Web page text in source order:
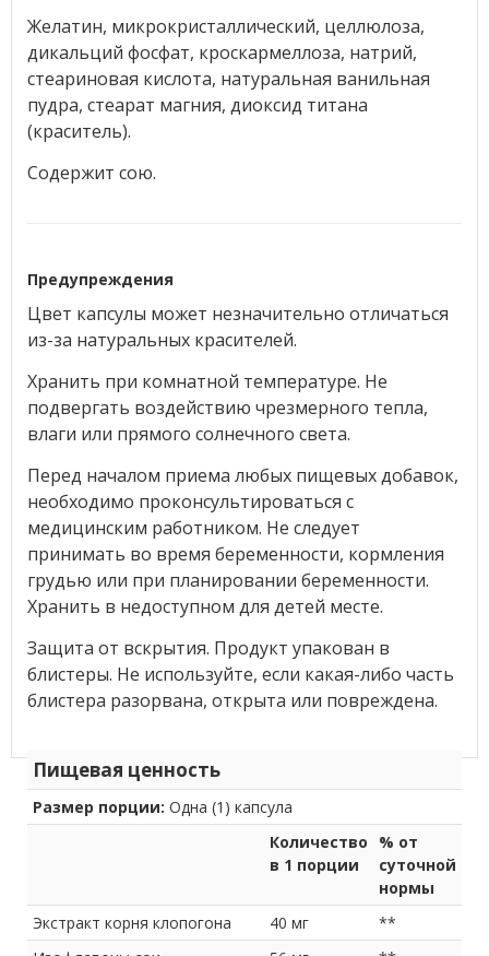
Желатин, микрокристаллический, целлюлоза,
дикальций фосфат, кроскармеллоза, натрий,
стеариновая кислота, натуральная ванильная
пудра, стеарат магния, диоксид титана
(краситель).
Содержит сою.
Предупреждения
Цвет капсулы может незначительно отличаться
из-за натуральных красителей.
Хранить при комнатной температуре. Не
подвергать воздействию чрезмерного тепла,
влаги или прямого солнечного света.
Перед началом приема любых пищевых добавок,
необходимо проконсультироваться с
медицинским работником. Не следует
принимать во время беременности, кормления
грудью или при планировании беременности.
Хранить в недоступном для детей месте.
Защита от вскрытия. Продукт упакован в
блистеры. Не используйте, если какая-либо часть
блистера разорвана, открыта или повреждена.
Пищевая ценность
Размер порции: Одна (1) капсула
Количество
в 1 порции
% от
суточной
нормы
Экстракт корня клопогона
40 мг
**